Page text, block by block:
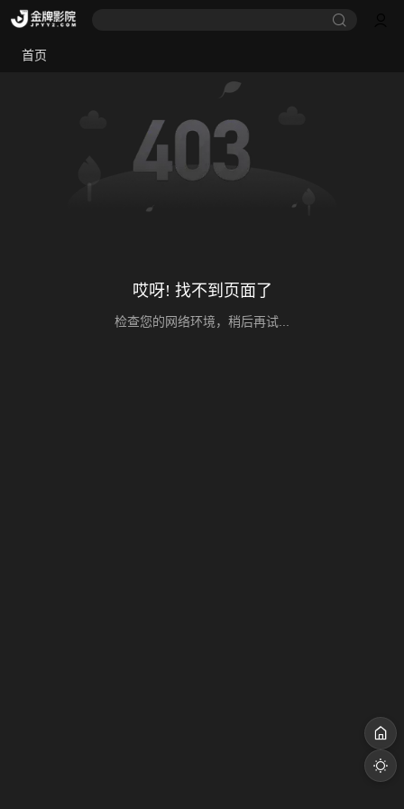
首页
哎呀! 找不到页面了
检查您的网络环境，稍后再试...